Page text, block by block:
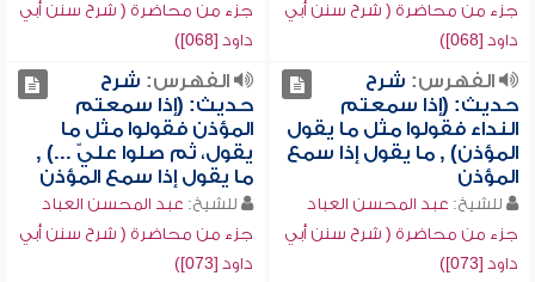
جزء من محاضرة ( شرح سنن أبي
داود [068])
جزء من محاضرة ( شرح سنن أبي
داود [068])
الفهرس: شرح
حديث: (إذا سمعتم
النداء فقولوا مثل ما يقول
المؤذن) , ما يقول إذا سمع
المؤذن
للشيخ: عبد المحسن العباد
جزء من محاضرة ( شرح سنن أبي
داود [073])
الفهرس: شرح
حديث: (إذا سمعتم
المؤذن فقولوا مثل ما
يقول، ثم صلوا عليّ ...) ,
ما يقول إذا سمع المؤذن
للشيخ: عبد المحسن العباد
جزء من محاضرة ( شرح سنن أبي
داود [073])